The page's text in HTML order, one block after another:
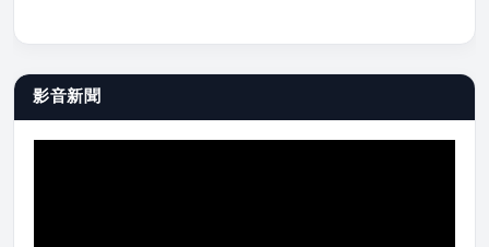
影音新聞